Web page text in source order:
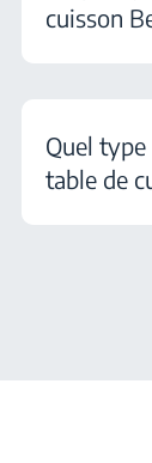
cuisson
Quel
table de